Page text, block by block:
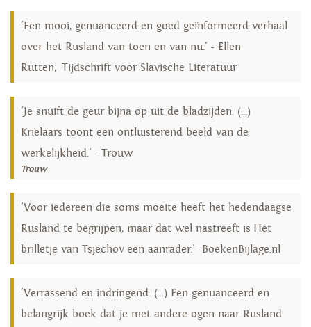
'Een mooi, genuanceerd en goed geïnformeerd verhaal
over het Rusland van toen en van nu.' - Ellen
Rutten, Tijdschrift voor Slavische Literatuur
'Je snuift de geur bijna op uit de bladzijden. (...)
Krielaars toont een ontluisterend beeld van de
werkelijkheid.' - Trouw
Trouw
'Voor iedereen die soms moeite heeft het hedendaagse
Rusland te begrijpen, maar dat wel nastreeft is Het
brilletje van Tsjechov een aanrader.' -BoekenBijlage.nl
'Verrassend en indringend. (...) Een genuanceerd en
belangrijk boek dat je met andere ogen naar Rusland